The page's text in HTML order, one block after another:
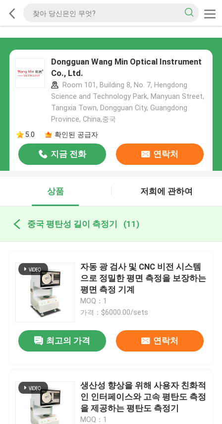
Dongguan Wang Min Optical Instrument
Co., Ltd.
Room 101, Building 8, No. 7, Hengdong
Science and Technology Park, Manyuan Street,
Tangxia Town, Dongguan City, Guangdong
Province, China,중국
5.0
확인된 공급자
지금 전화 연락처
상품 저희에 관하여
중국 평탄성 길이 측정기 (11)
자동 광 검사 및 CNC 비전 시스템
으로 정밀한 평면 측정을 보장하는
평면 측정 기계
MOQ：1
가격：$6000.00/sets
최고의 가격 연락처
생산성 향상을 위해 사용자 친화적
인 인터페이스와 고속 평탄도 측정
을 제공하는 평탄도 측정기
MOQ：1